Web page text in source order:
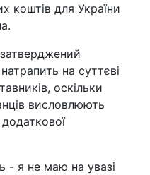
коштів для України
на суттєві
оскільки
висловлюють
- я не маю на увазі